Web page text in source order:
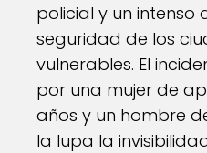
policial y un intenso
seguridad de los
vulnerables. El
por una mujer de
años y un hombre
la lupa la